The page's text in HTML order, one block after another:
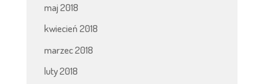
maj 2018
kwiecień 2018
marzec 2018
luty 2018